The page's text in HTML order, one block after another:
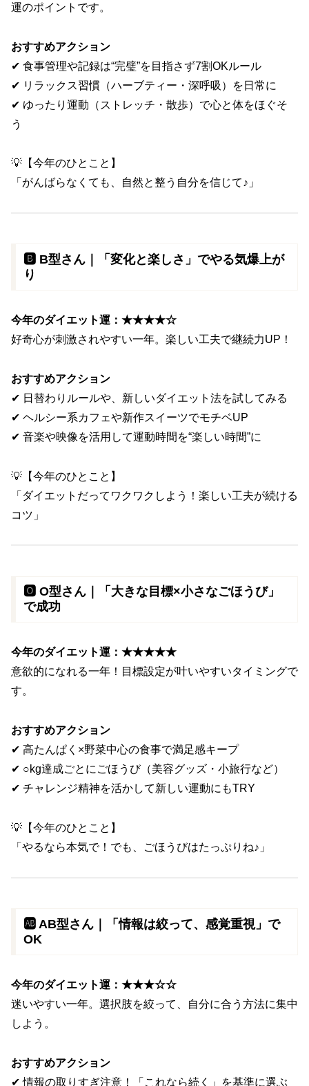
運のポイントです。
おすすめアクション
✔ 食事管理や記録は“完璧”を目指さず7割OKルール
✔ リラックス習慣（ハーブティー・深呼吸）を日常に
✔ ゆったり運動（ストレッチ・散歩）で心と体をほぐそ
う
💡【今年のひとこと】
「がんばらなくても、自然と整う自分を信じて♪」
🅱️ B型さん｜「変化と楽しさ」でやる気爆上が
り
今年のダイエット運：★★★★☆
好奇心が刺激されやすい一年。楽しい工夫で継続力UP！
おすすめアクション
✔ 日替わりルールや、新しいダイエット法を試してみる
✔ ヘルシー系カフェや新作スイーツでモチベUP
✔ 音楽や映像を活用して運動時間を“楽しい時間”に
💡【今年のひとこと】
「ダイエットだってワクワクしよう！楽しい工夫が続ける
コツ」
🅾️ O型さん｜「大きな目標×小さなごほうび」
で成功
今年のダイエット運：★★★★★
意欲的になれる一年！目標設定が叶いやすいタイミングで
す。
おすすめアクション
✔ 高たんぱく×野菜中心の食事で満足感キープ
✔ ○kg達成ごとにごほうび（美容グッズ・小旅行など）
✔ チャレンジ精神を活かして新しい運動にもTRY
💡【今年のひとこと】
「やるなら本気で！でも、ごほうびはたっぷりね♪」
🆎 AB型さん｜「情報は絞って、感覚重視」で
OK
今年のダイエット運：★★★☆☆
迷いやすい一年。選択肢を絞って、自分に合う方法に集中
しよう。
おすすめアクション
✔ 情報の取りすぎ注意！「これなら続く」を基準に選ぶ